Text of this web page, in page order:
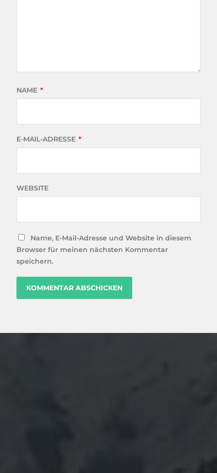
NAME *
E-MAIL-ADRESSE *
WEBSITE
Name, E-Mail-Adresse und Website in diesem
Browser für meinen nächsten Kommentar
speichern.